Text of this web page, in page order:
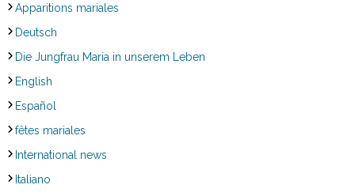
Apparitions mariales
Deutsch
Die Jungfrau Maria in unserem Leben
English
Español
fêtes mariales
International news
Italiano